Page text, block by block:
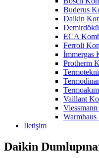
Buderus
Daikin
ECA
Ferroli
İmmergas
Protherm
Vaillant
İletişim
Daikin